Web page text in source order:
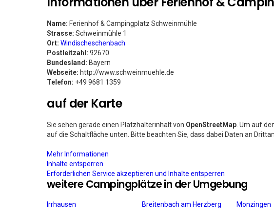
Name: Ferienhof & Campingplatz Schweinmühle
Strasse: Schweinmühle 1
Ort: Windischeschenbach
Postleitzahl: 92670
Bundesland: Bayern
Webseite: http://www.schweinmuehle.de
Telefon: +49 9681 1359
auf der Karte
Sie sehen gerade einen Platzhalterinhalt von OpenStreetMap . Um auf
auf die Schaltfläche unten. Bitte beachten Sie, dass dabei Daten an
Mehr Informationen
Inhalte entsperren
Erforderlichen Service akzeptieren und Inhalte entsperren
weitere Campingplätze in der Umgebung
Irrhausen Breitenbach am Herzberg Monzingen